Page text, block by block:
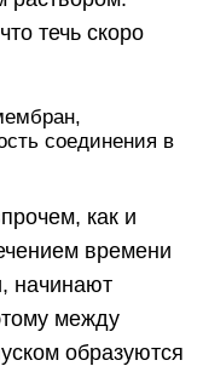
течь скоро
соединения в
как и
времени
начинают
между
образуются